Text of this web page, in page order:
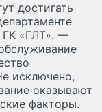
достигать
ГК «ГЛТ». —
исключено,
оказывают
факторы.